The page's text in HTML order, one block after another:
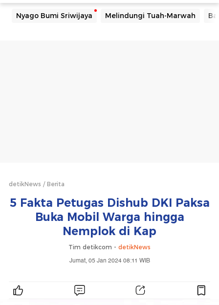
Nyago Bumi Sriwijaya Melindungi Tuah-Marwah
detikNews Berita
5 Fakta Petugas Dishub DKI Paksa
Buka Mobil Warga hingga
Nemplok di Kap
Tim detikcom - detikNews
Jumat, 05 Jan 2024 08:11 WIB